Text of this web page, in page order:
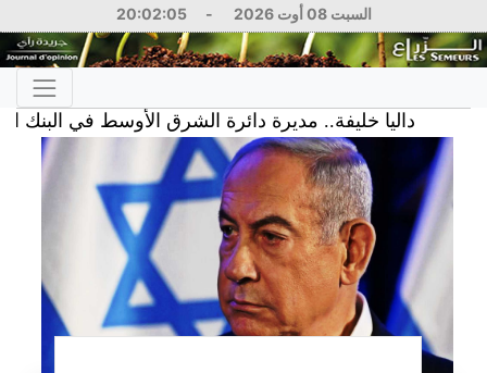
السبت 08 أوت 2026 -
20:02:05
داليا خليفة.. مديرة دائرة الشرق الأوسط في البنك الدولي